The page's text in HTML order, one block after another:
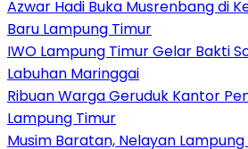
Azwar Hadi Buka Musrenbang di
Baru Lampung Timur
IWO Lampung Timur Gelar Bakti
Labuhan Maringgai
Ribuan Warga Geruduk Kantor
Lampung Timur
Musim Baratan, Nelayan